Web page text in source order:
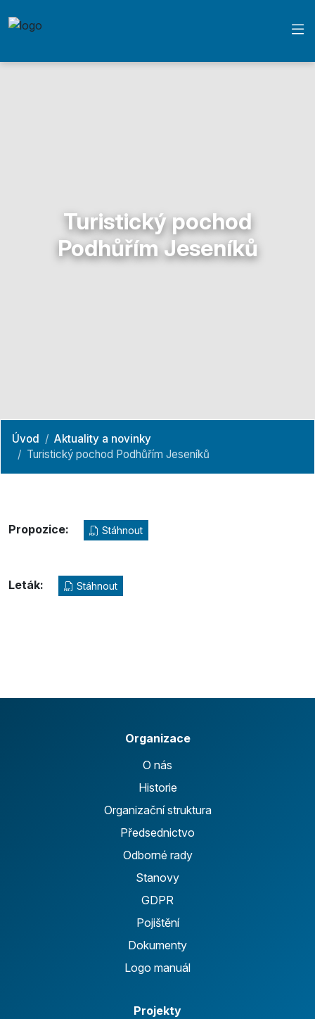
Turistický pochod
Podhůřím Jeseníků
Úvod
Aktuality a novinky
Turistický pochod Podhůřím Jeseníků
Propozice: Stáhnout
Leták: Stáhnout
Organizace
O nás
Historie
Organizační struktura
Předsednictvo
Odborné rady
Stanovy
GDPR
Pojištění
Dokumenty
Logo manuál
Projekty